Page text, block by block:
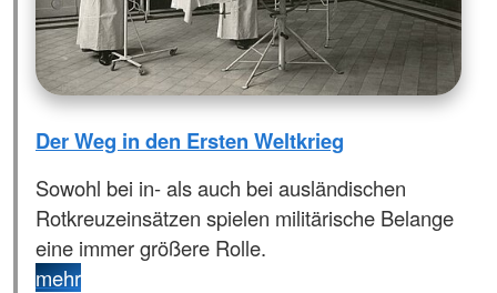
Der Weg in den Ersten Weltkrieg
Sowohl bei in- als auch bei ausländischen
Rotkreuzeinsätzen spielen militärische Belange
eine immer größere Rolle.
mehr